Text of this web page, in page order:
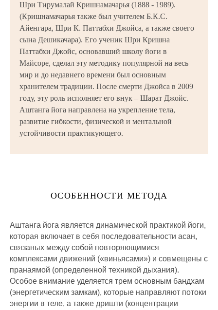
Шри Тирумалай Кришнамачарья (1888 - 1989).
(Кришнамачарья также был учителем Б.К.С.
Айенгара, Шри К. Паттабхи Джойса, а также своего
сына Дешикачара). Его ученик Шри Кришна
Паттабхи Джойс, основавший школу йоги в
Майсоре, сделал эту методику популярной на весь
мир и до недавнего времени был основным
хранителем традиции. После смерти Джойса в 2009
году, эту роль исполняет его внук – Шарат Джойс.
Аштанга йога направлена на укрепление тела,
развитие гибкости, физической и ментальной
устойчивости практикующего.
ОСОБЕННОСТИ МЕТОДА
Аштанга йога является динамической практикой йоги,
которая включает в себя последовательности асан,
связаных между собой повторяющимися
комплексами движений («виньясами») и совмещены с
пранаямой (определенной техникой дыхания).
Особое внимание уделяется трем основным бандхам
(энергетическим замкам), которые направляют потоки
энергии в теле, а также дришти (концентрации